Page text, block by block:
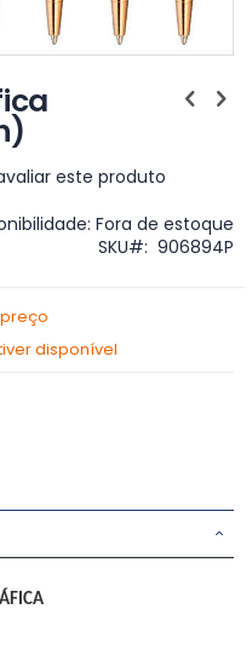
este produto
Fora de estoque
SKU
906894P
disponível